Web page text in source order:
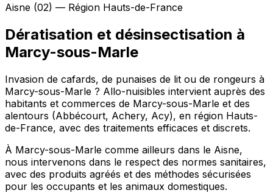
Aisne (02) — Région Hauts-de-France
Dératisation et désinsectisation à
Marcy-sous-Marle
Invasion de cafards, de punaises de lit ou de rongeurs à
Marcy-sous-Marle ? Allo-nuisibles intervient auprès des
habitants et commerces de Marcy-sous-Marle et des
alentours (Abbécourt, Achery, Acy), en région Hauts-
de-France, avec des traitements efficaces et discrets.
À Marcy-sous-Marle comme ailleurs dans le Aisne,
nous intervenons dans le respect des normes sanitaires,
avec des produits agréés et des méthodes sécurisées
pour les occupants et les animaux domestiques.